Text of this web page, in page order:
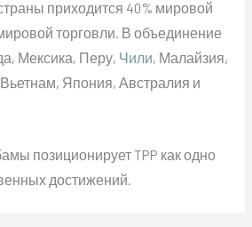
приходится 40% мировой
торговли. В объединение
Мексика, Перу, Чили, Малайзия,
Япония, Австралия и
позиционирует TPP как одно
достижений.